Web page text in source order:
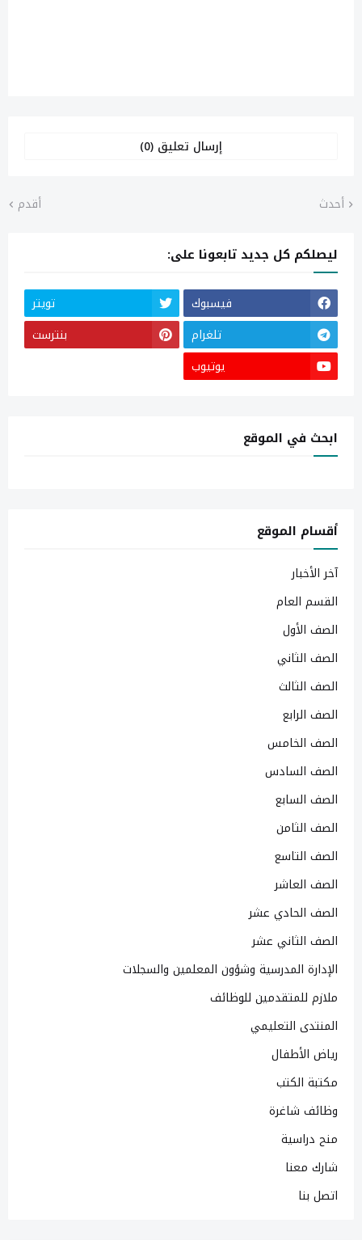
إرسال تعليق (0)
أحدث أقدم
ليصلكم كل جديد تابعونا على:
فيسبوك
تويتر
تلغرام
بنترست
يوتيوب
ابحث في الموقع
أقسام الموقع
آخر الأخبار
القسم العام
الصف الأول
الصف الثاني
الصف الثالث
الصف الرابع
الصف الخامس
الصف السادس
الصف السابع
الصف الثامن
الصف التاسع
الصف العاشر
الصف الحادي عشر
الصف الثاني عشر
الإدارة المدرسية وشؤون المعلمين والسجلات
ملازم للمتقدمين للوظائف
المنتدى التعليمي
رياض الأطفال
مكتبة الكتب
وظائف شاغرة
منح دراسية
شارك معنا
اتصل بنا